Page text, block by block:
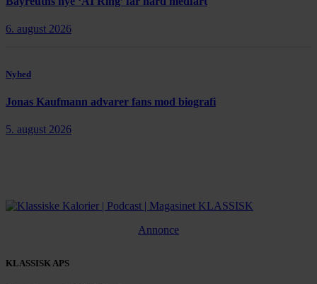
6. august 2026
Nyhed
Jonas Kaufmann advarer fans mod biografi
5. august 2026
Annonce
KLASSISK APS